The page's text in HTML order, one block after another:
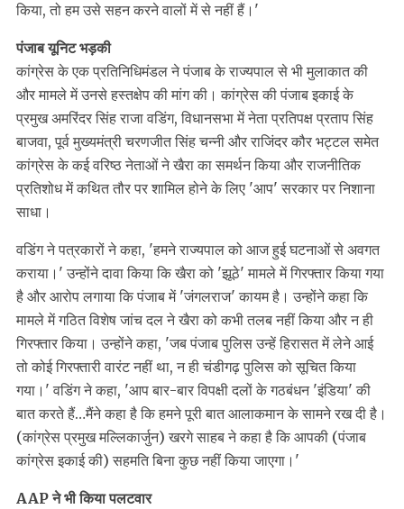
किया, तो हम उसे सहन करने वालों में से नहीं हैं।'
पंजाब यूनिट भड़की
कांग्रेस के एक प्रतिनिधिमंडल ने पंजाब के राज्यपाल से भी मुलाकात की
और मामले में उनसे हस्तक्षेप की मांग की। कांग्रेस की पंजाब इकाई के
प्रमुख अमरिंदर सिंह राजा वडिंग, विधानसभा में नेता प्रतिपक्ष प्रताप सिंह
बाजवा, पूर्व मुख्यमंत्री चरणजीत सिंह चन्नी और राजिंदर कौर भट्टल समेत
कांग्रेस के कई वरिष्ठ नेताओं ने खैरा का समर्थन किया और राजनीतिक
प्रतिशोध में कथित तौर पर शामिल होने के लिए 'आप' सरकार पर निशाना
साधा।
वडिंग ने पत्रकारों ने कहा, 'हमने राज्यपाल को आज हुई घटनाओं से अवगत
कराया।' उन्होंने दावा किया कि खैरा को 'झूठे' मामले में गिरफ्तार किया गया
है और आरोप लगाया कि पंजाब में 'जंगलराज' कायम है। उन्होंने कहा कि
मामले में गठित विशेष जांच दल ने खैरा को कभी तलब नहीं किया और न ही
गिरफ्तार किया। उन्होंने कहा, 'जब पंजाब पुलिस उन्हें हिरासत में लेने आई
तो कोई गिरफ्तारी वारंट नहीं था, न ही चंडीगढ़ पुलिस को सूचित किया
गया।' वडिंग ने कहा, 'आप बार-बार विपक्षी दलों के गठबंधन 'इंडिया' की
बात करते हैं…मैंने कहा है कि हमने पूरी बात आलाकमान के सामने रख दी है।
(कांग्रेस प्रमुख मल्लिकार्जुन) खरगे साहब ने कहा है कि आपकी (पंजाब
कांग्रेस इकाई की) सहमति बिना कुछ नहीं किया जाएगा।'
AAP ने भी किया पलटवार